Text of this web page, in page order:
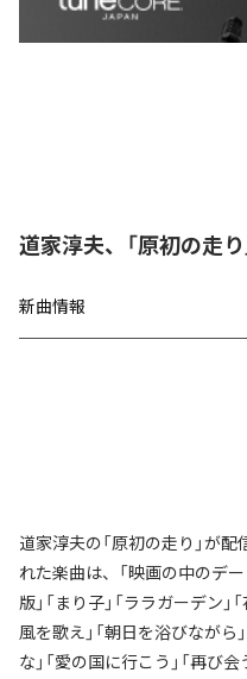
道家淳夫、「原初の走
新曲情報
道家淳夫の「原初の走り」が
れた楽曲は、「映画の中のデー
版」「まり子」「ララガーデン」
風を歌え」「朝日を浴びながら
な」「愛の国に行こう」「再び